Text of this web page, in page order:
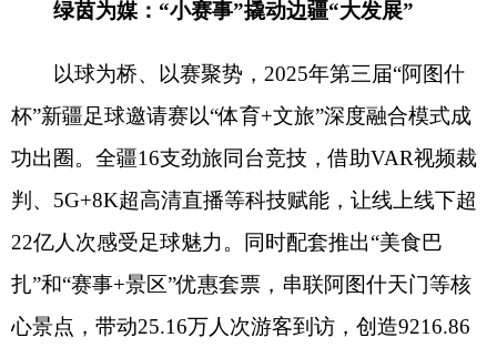
万元文旅消费增量，让边疆小城借赛事IP实现“流
了一幅以体育为媒、全民参与、文化交融、同心筑
梦的时代画卷。